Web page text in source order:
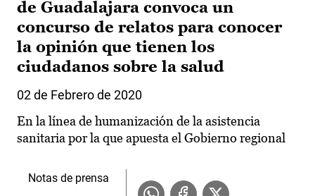
de Guadalajara convoca un
concurso de relatos para conocer
la opinión que tienen los
ciudadanos sobre la salud
02 de Febrero de 2020
En la línea de humanización de la asistencia
sanitaria por la que apuesta el Gobierno regional
Notas de prensa